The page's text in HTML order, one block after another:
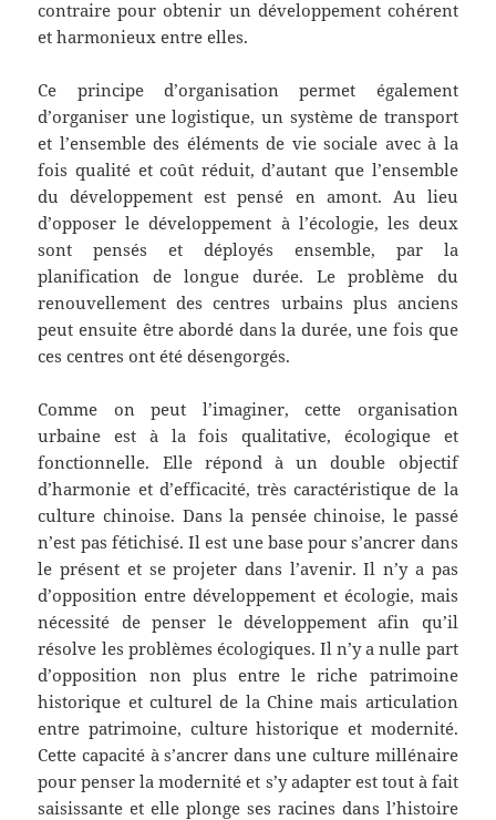
contraire pour obtenir un développement cohérent
et harmonieux entre elles.
Ce principe d’organisation permet également
d’organiser une logistique, un système de transport
et l’ensemble des éléments de vie sociale avec à la
fois qualité et coût réduit, d’autant que l’ensemble
du développement est pensé en amont. Au lieu
d’opposer le développement à l’écologie, les deux
sont pensés et déployés ensemble, par la
planification de longue durée. Le problème du
renouvellement des centres urbains plus anciens
peut ensuite être abordé dans la durée, une fois que
ces centres ont été désengorgés.
Comme on peut l’imaginer, cette organisation
urbaine est à la fois qualitative, écologique et
fonctionnelle. Elle répond à un double objectif
d’harmonie et d’efficacité, très caractéristique de la
culture chinoise. Dans la pensée chinoise, le passé
n’est pas fétichisé. Il est une base pour s’ancrer dans
le présent et se projeter dans l’avenir. Il n’y a pas
d’opposition entre développement et écologie, mais
nécessité de penser le développement afin qu’il
résolve les problèmes écologiques. Il n’y a nulle part
d’opposition non plus entre le riche patrimoine
historique et culturel de la Chine mais articulation
entre patrimoine, culture historique et modernité.
Cette capacité à s’ancrer dans une culture millénaire
pour penser la modernité et s’y adapter est tout à fait
saisissante et elle plonge ses racines dans l’histoire